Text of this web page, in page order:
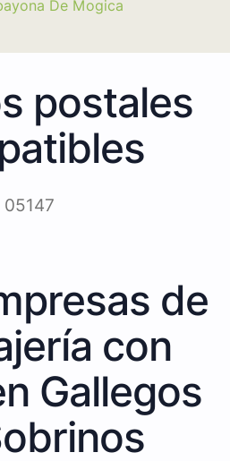
De Mogica
postales
05147
de
con
Gallegos